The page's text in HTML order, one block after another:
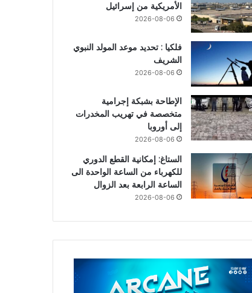
الأمريكية من إسرائيل
2026-08-06
فلكيا : تحديد موعد المولد النبوي
الشريف
2026-08-06
الإطاحة بشبكة إجرامية
متخصصة في تهريب المخدرات
إلى أوروبا
2026-08-06
الستاغ: إمكانية القطع الدوري
للكهرباء من الساعة الواحدة الى
الساعة الرابعة بعد الزوال
2026-08-06